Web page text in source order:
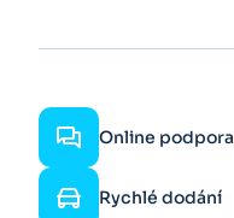
Online podpora
Rychlé dodání